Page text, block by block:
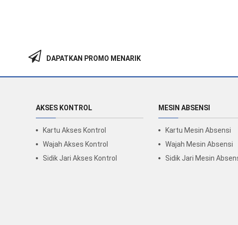
DAPATKAN PROMO MENARIK
AKSES KONTROL
Kartu Akses Kontrol
Wajah Akses Kontrol
Sidik Jari Akses Kontrol
MESIN ABSENSI
Kartu Mesin Absensi
Wajah Mesin Absensi
Sidik Jari Mesin